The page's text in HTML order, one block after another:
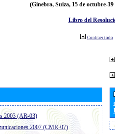
(Ginebra, Suiza, 15 de octubre-19
Libro del
Contraer todo
2003 (AR-03)
2007 (CMR-07)